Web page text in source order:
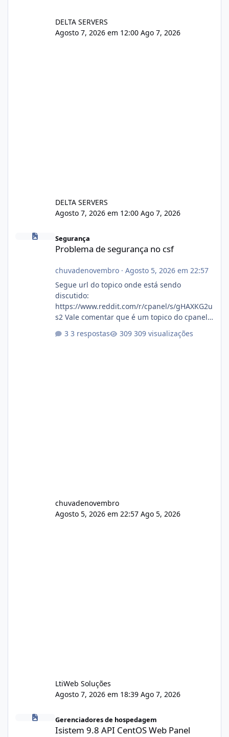
DELTA SERVERS
Agosto 7, 2026 em 12:00 Ago 7, 2026
DELTA SERVERS
Agosto 7, 2026 em 12:00 Ago 7, 2026
Problema de segurança no csf
Segurança
Problema de segurança no csf
chuvadenovembro· Agosto 5, 2026 em 22:57
Segue url do topico onde está sendo
discutido:
https://www.reddit.com/r/cpanel/s/gHAXKG2u
s2 Vale comentar que é um topico do cpanel...
3 respostas 309 visualizações
chuvadenovembro
Agosto 5, 2026 em 22:57 Ago 5, 2026
LtiWeb Soluções
Agosto 7, 2026 em 18:39 Ago 7, 2026
Isistem 9.8 API CentOS Web Panel
Gerenciadores de hospedagem
Isistem 9.8 API CentOS Web Panel